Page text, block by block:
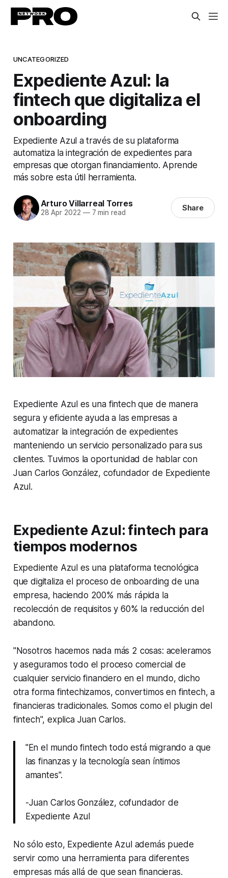
UNCATEGORIZED
Expediente Azul: la
fintech que digitaliza el
onboarding
Expediente Azul a través de su plataforma
automatiza la integración de expedientes para
empresas que otorgan financiamiento. Aprende
más sobre esta útil herramienta.
Arturo Villarreal Torres
28 Apr 2022 —7 min read Share
Expediente Azul es una fintech que de manera
segura y eficiente ayuda a las empresas a
automatizar la integración de expedientes
manteniendo un servicio personalizado para sus
clientes. Tuvimos la oportunidad de hablar con
Juan Carlos González, cofundador de Expediente
Azul.
Expediente Azul: fintech para
tiempos modernos
Expediente Azul es una plataforma tecnológica
que digitaliza el proceso de onboarding de una
empresa, haciendo 200% más rápida la
recolección de requisitos y 60% la reducción del
abandono.
"Nosotros hacemos nada más 2 cosas: aceleramos
y aseguramos todo el proceso comercial de
cualquier servicio financiero en el mundo, dicho
otra forma fintechizamos, convertimos en fintech, a
financieras tradicionales. Somos como el plugin del
fintech", explica Juan Carlos.
"En el mundo fintech todo está migrando a que
las finanzas y la tecnología sean íntimos
amantes".
-Juan Carlos González, cofundador de
Expediente Azul
No sólo esto, Expediente Azul además puede
servir como una herramienta para diferentes
empresas más allá de que sean financieras.